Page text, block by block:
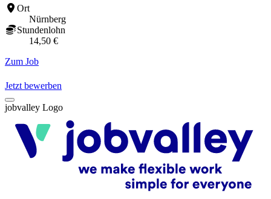
Ort
Nürnberg
Stundenlohn
14,50 €
Zum Job
Jetzt bewerben
jobvalley Logo